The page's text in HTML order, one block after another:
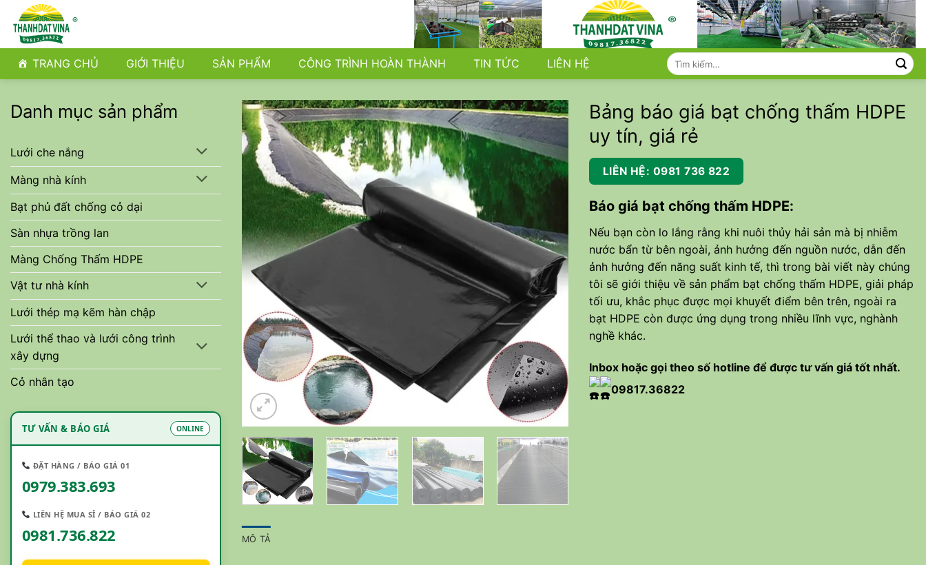
qua
dung TRANG CHỦ GIỚI THIỆU SẢN PHẨM CÔNG TRÌNH HOÀN THÀNH TIN TỨC LIÊN HỆ
Tìm
kiếm:
Danh mục sản phẩm
Lưới che nắng
Màng nhà kính
Bạt phủ đất chống cỏ dại
Sàn nhựa trồng lan
Màng Chống Thấm HDPE
Vật tư nhà kính
Lưới thép mạ kẽm hàn chập
Lưới thể thao và lưới công trình
xây dựng
Cỏ nhân tạo
TƯ VẤN & BÁO GIÁ ONLINE
ĐẶT HÀNG / BÁO GIÁ 01
0979.383.693
LIÊN HỆ MUA SỈ / BÁO GIÁ 02
0981.736.822
Bảng báo giá bạt chống thấm HDPE
uy tín, giá rẻ
LIÊN HỆ: 0981 736 822
Báo giá bạt chống thấm HDPE:
Nếu bạn còn lo lắng rằng khi nuôi thủy hải sản mà bị nhiễm
nước bẩn từ bên ngoài, ảnh hưởng đến nguồn nước, dẫn đến
ảnh hưởng đến năng suất kinh tế, thì trong bài viết này chúng
tôi sẽ giới thiệu về sản phẩm bạt chống thấm HDPE, giải pháp
tối ưu, khắc phục được mọi khuyết điểm bên trên, ngoài ra
bạt HDPE còn được ứng dụng trong nhiều lĩnh vực, nghành
nghề khác.
Inbox hoặc gọi theo số hotline để được tư vấn giá tốt nhất.
09817.36822
MÔ TẢ